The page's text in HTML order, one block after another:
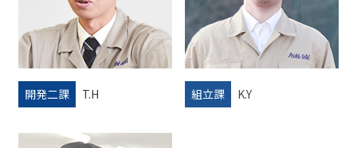
開発二課 T.H 組立課 K.Y